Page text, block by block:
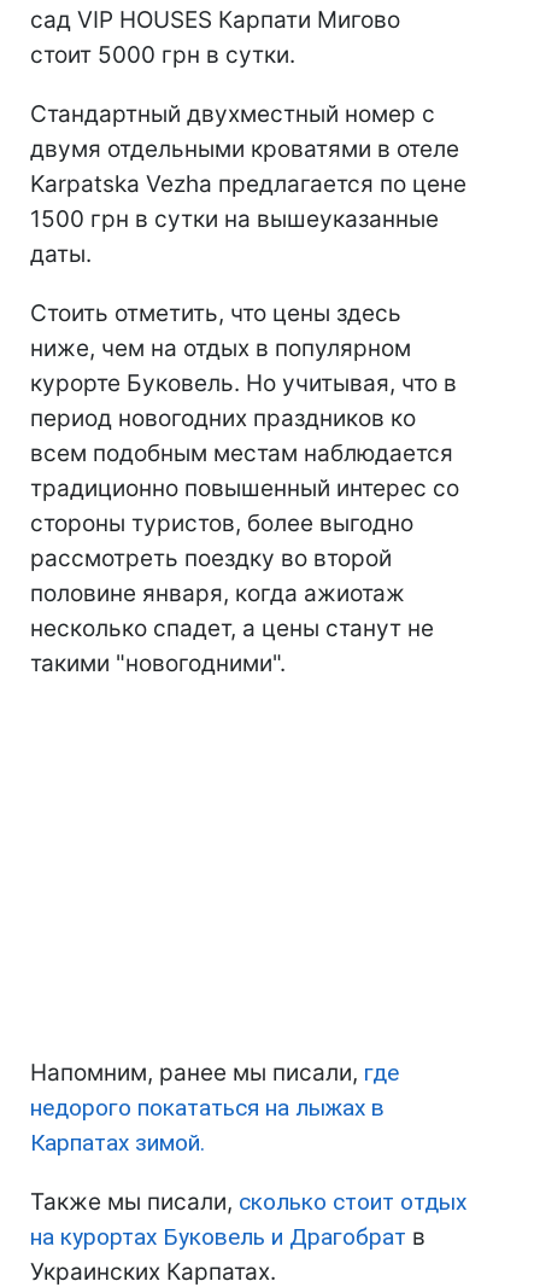
сад VIP HOUSES Карпати Мигово
стоит 5000 грн в сутки.
Стандартный двухместный номер с
двумя отдельными кроватями в отеле
Karpatska Vezha предлагается по цене
1500 грн в сутки на вышеуказанные
даты.
Стоить отметить, что цены здесь
ниже, чем на отдых в популярном
курорте Буковель. Но учитывая, что в
период новогодних праздников ко
всем подобным местам наблюдается
традиционно повышенный интерес со
стороны туристов, более выгодно
рассмотреть поездку во второй
половине января, когда ажиотаж
несколько спадет, а цены станут не
такими "новогодними".
Напомним, ранее мы писали, где
недорого покататься на лыжах в
Карпатах зимой.
Также мы писали, сколько стоит отдых
на курортах Буковель и Драгобрат в
Украинских Карпатах.